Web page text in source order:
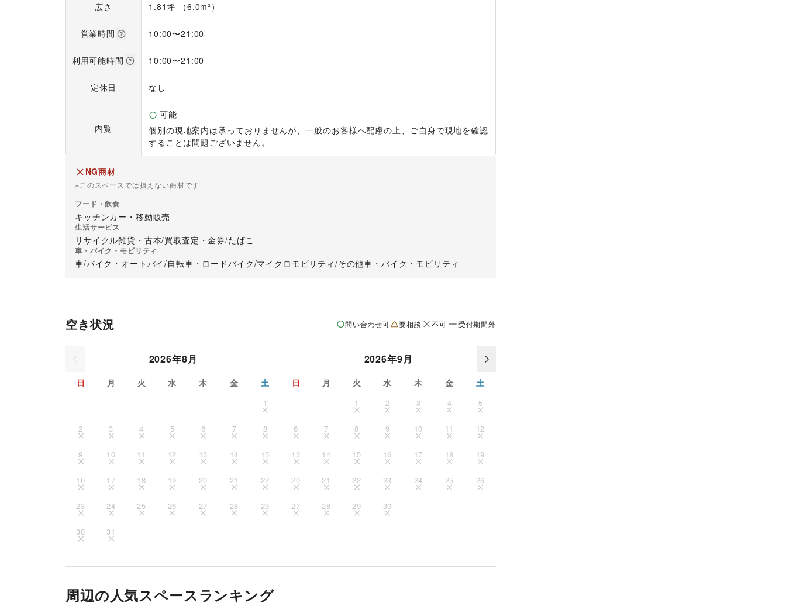
広さ 1.81坪 （6.0m²）
営業時間 10:00〜21:00
利用可能時間 10:00〜21:00
定休日 なし
内覧
可能
個別の現地案内は承っておりませんが、一般のお客様へ配慮の上、ご自身で現地を確認
することは問題ございません。
NG商材
※このスペースでは扱えない商材です
フード・飲食
キッチンカー・移動販売
生活サービス
リサイクル雑貨・古本/買取査定・金券/たばこ
車・バイク・モビリティ
車/バイク・オートバイ/自転車・ロードバイク/マイクロモビリティ /その他車・バイク・モビリティ
空き状況 問い合わせ可 要相談 不可 受付期間外
2026年8月
日 月 火 水 木 金 土
1
2 3 4 5 6 7 8
9 10 11 12 13 14 15
16 17 18 19 20 21 22
23 24 25 26 27 28 29
30 31
2026年9月
日 月 火 水 木 金 土
1 2 3 4 5
6 7 8 9 10 11 12
13 14 15 16 17 18 19
20 21 22 23 24 25 26
27 28 29 30
周辺の人気スペースランキング